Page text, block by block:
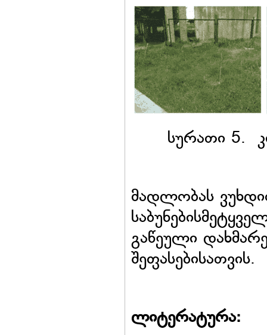
სურათი 5.
მადლობას
გაწეული
შეფასებისათვის.
ლიტერატურა: